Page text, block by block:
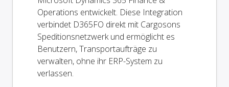
Operations entwickelt. Diese Integration
verbindet D365FO direkt mit Cargosons
Speditionsnetzwerk und ermöglicht es
Benutzern, Transportaufträge zu
verwalten, ohne ihr ERP-System zu
verlassen.